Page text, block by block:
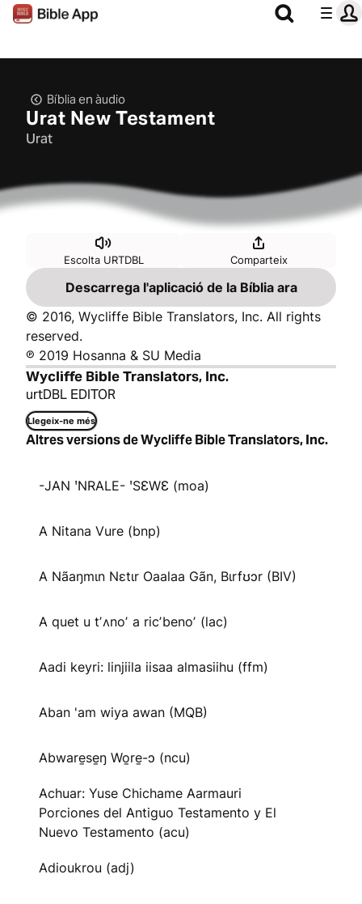
Bíblia en àudio
Urat New Testament
Urat
Escolta URTDBL Comparteix
Descarrega l'aplicació de la Bíblia ara
© 2016, Wycliffe Bible Translators, Inc. All rights
reserved.
℗ 2019 Hosanna & SU Media
Wycliffe Bible Translators, Inc.
urtDBL EDITOR
Llegeix-ne més
Altres versions de Wycliffe Bible Translators, Inc.
-JAN ꞌNRALE- ꞌSƐWƐ (moa)
A Nitana Vure (bnp)
A Nãaŋmɩn Nɛtɩr Oaalaa Gãn, Bɩrfʊɔr (BIV)
A quet u tʼʌnoʼ a ricʼbenoʼ (lac)
Aadi keyri: linjiila iisaa almasiihu (ffm)
Aban 'am wiya awan (MQB)
Abware̱se̱ŋ Wo̱re̱-ɔ (ncu)
Achuar: Yuse Chichame Aarmauri
Porciones del Antiguo Testamento y El
Nuevo Testamento (acu)
Adioukrou (adj)